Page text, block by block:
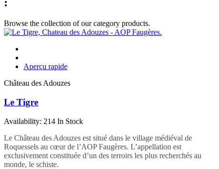
:
Browse the collection of our category products.
Aperçu rapide
Château des Adouzes
Le Tigre
Availability: 214 In Stock
Le Château des Adouzes est situé dans le village médiéval de
Roquessels au cœur de l’AOP Faugères. L’appellation est
exclusivement constituée d’un des terroirs les plus recherchés au
monde, le schiste.